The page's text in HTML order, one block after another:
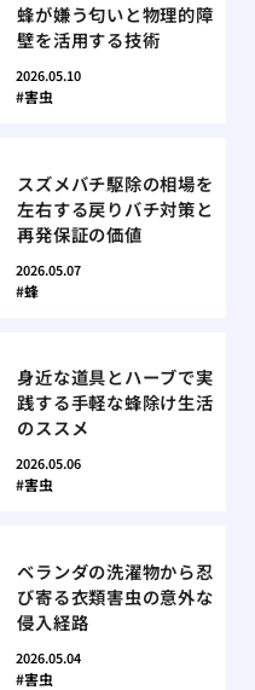
蜂が嫌う匂いと物理的障
壁を活用する技術
2026.05.10
害虫
スズメバチ駆除の相場を
左右する戻りバチ対策と
再発保証の価値
2026.05.07
蜂
身近な道具とハーブで実
践する手軽な蜂除け生活
のススメ
2026.05.06
害虫
ベランダの洗濯物から忍
び寄る衣類害虫の意外な
侵入経路
2026.05.04
害虫